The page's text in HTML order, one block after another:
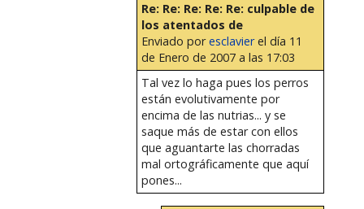
Re: Re: Re: Re: Re: culpable de
los atentados de
Enviado poresclavierel día 11
de Enero de 2007 a las 17:03
Tal vez lo haga pues los perros
están evolutivamente por
encima de las nutrias... y se
saque más de estar con ellos
que aguantarte las chorradas
mal ortográficamente que aquí
pones...